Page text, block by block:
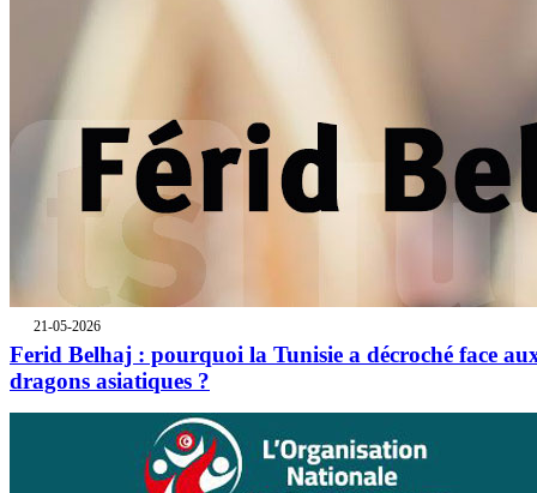
21-05-2026
Ferid Belhaj : pourquoi la Tunisie a décroché face
dragons asiatiques ?